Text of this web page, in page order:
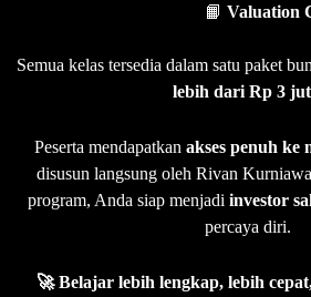
📙 Valuation
Semua kelas tersedia dalam satu paket
lebih dari Rp 3
Peserta mendapatkan akses penuh ke
disusun langsung oleh Rivan
program, Anda siap menjadi investor
percaya diri.
🚀 Belajar lebih lengkap, lebih